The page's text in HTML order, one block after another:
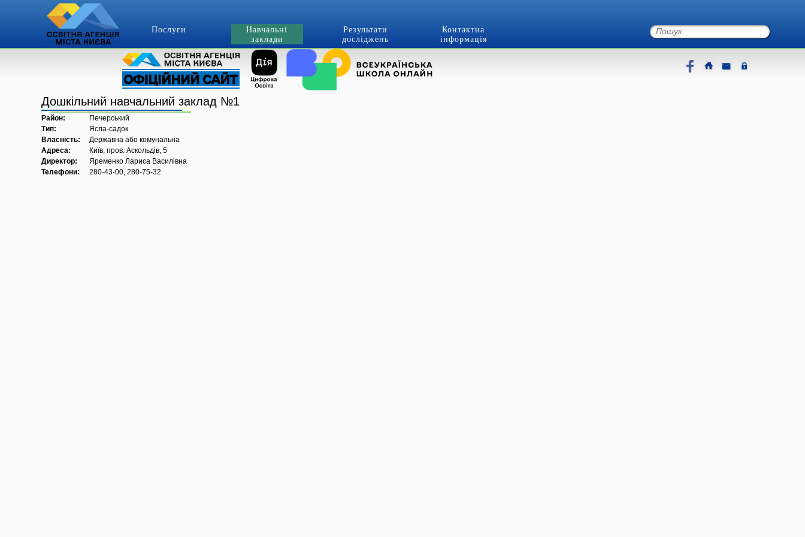
Послуги
Навчальні
заклади
Результати
досліджень
Контактна
інформація
Дошкільний навчальний заклад №1
Район:
Печерський
Тип:
Ясла-садок
Власність:
Державна або комунальна
Адреса:
Київ, пров. Аскольдів, 5
Директор:
Яременко Лариса Василівна
Телефони:
280-43-00, 280-75-32